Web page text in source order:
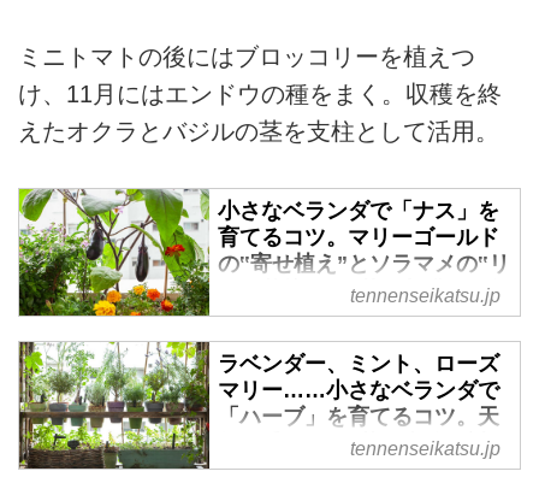
ミニトマトの後にはブロッコリーを植えつ
け、11月にはエンドウの種をまく。収穫を終
えたオクラとバジルの茎を支柱として活用。
小さなベランダで「ナス」を
育てるコツ。マリーゴールド
の‟寄せ植え”とソラマメの‟リ
レー栽培”で、花と収穫を一年
中楽しんで／たなかやすこさ
ん - 天然生活web
自宅ベランダの小さな菜園で野菜
や花、ハーブの寄せ植えを楽しん
でいる、たなかやすこさん。ひと
つのコンテナに複数の野菜やハー
tennenseikatsu.jp
ラベンダー、ミント、ローズ
マリー……小さなベランダで
「ハーブ」を育てるコツ。天
然の香りで‟野菜の虫除け対
策”にも／たなかやすこさん -
tennenseikatsu.jp